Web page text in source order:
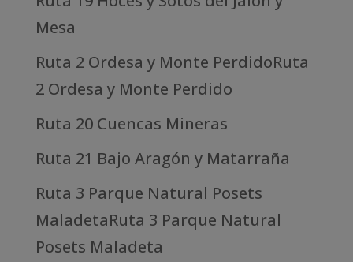
Mesa
Ruta 2 Ordesa y Monte PerdidoRuta
2 Ordesa y Monte Perdido
Ruta 20 Cuencas Mineras
Ruta 21 Bajo Aragón y Matarraña
Ruta 3 Parque Natural Posets
MaladetaRuta 3 Parque Natural
Posets Maladeta